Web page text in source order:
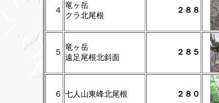
４
竜ヶ岳
クラ北尾根
２８８
５
竜ヶ岳
遠足尾根北斜面
２８５
６ 七人山東峰北尾根 ２８０